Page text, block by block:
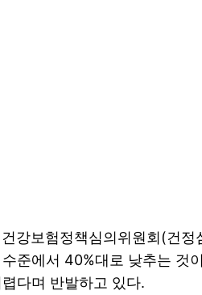
강보험정책심의위원회(건
준에서 40%대로 낮추는 것
다며 반발하고 있다.